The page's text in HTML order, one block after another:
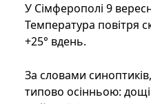
У Сімферополі 9
Температура повітря
+25° вдень.
За словами
типово осінньою: